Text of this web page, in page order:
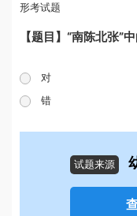
形考试题
【题目】“南陈北张”
对
错
试题来源